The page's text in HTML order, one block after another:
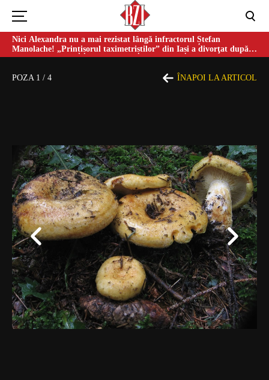
Nici Alexandra nu a mai rezistat lângă infractorul Ștefan
Manolache! „Prințișorul taximetriștilor” din Iași a divorţat după
doi ani de căsnicie
POZA 1 / 4 ÎNAPOI LA ARTICOL